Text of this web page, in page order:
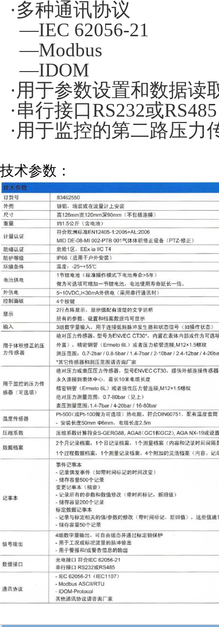
·多种通讯协议
—IEC 62056-21
—Modbus
—IDOM
·用于参数设置和数据读
·串行接口RS232或RS485
·用于监控的第二路压力
技术参数：